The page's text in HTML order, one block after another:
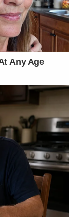
Any Age